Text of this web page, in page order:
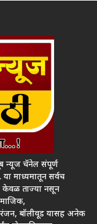
न्यूज चॅनेल संपूर्ण
माध्यमातून सर्वच
केवळ ताज्या नसून
बॉलीवूड यासह अनेक